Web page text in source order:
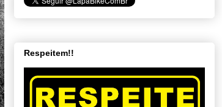
Respeitem!!